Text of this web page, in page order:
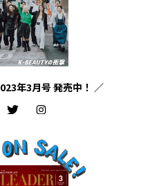
年3月号 発売中！ ／